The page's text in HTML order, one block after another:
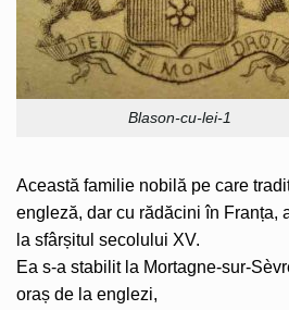
Blason-cu-lei-1
Această familie nobilă pe care
engleză, dar cu rădăcini în Franța,
la sfârșitul secolului XV.
Ea s-a stabilit la Mortagne-sur-
oraș de la englezi,